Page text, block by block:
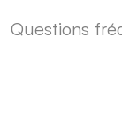
Questions